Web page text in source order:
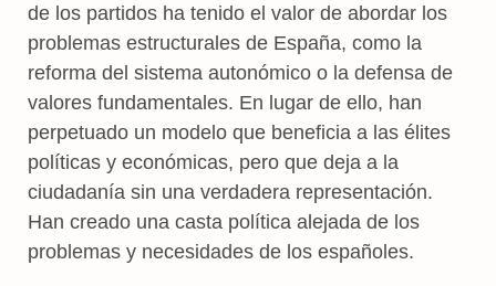
de los partidos ha tenido el valor de abordar los
problemas estructurales de España, como la
reforma del sistema autonómico o la defensa de
valores fundamentales. En lugar de ello, han
perpetuado un modelo que beneficia a las élites
políticas y económicas, pero que deja a la
ciudadanía sin una verdadera representación.
Han creado una casta política alejada de los
problemas y necesidades de los españoles.